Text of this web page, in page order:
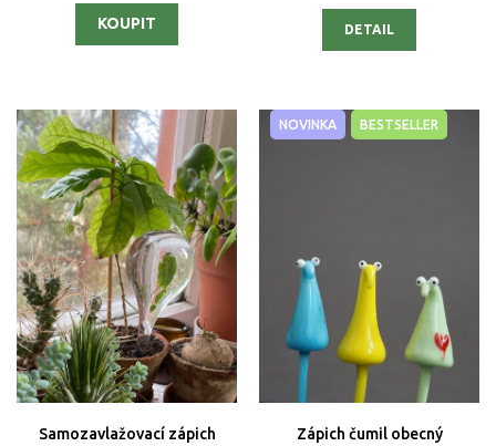
DETAIL
Samozavlažovací zápich
NOVINKA BESTSELLER
Zápich čumil obecný